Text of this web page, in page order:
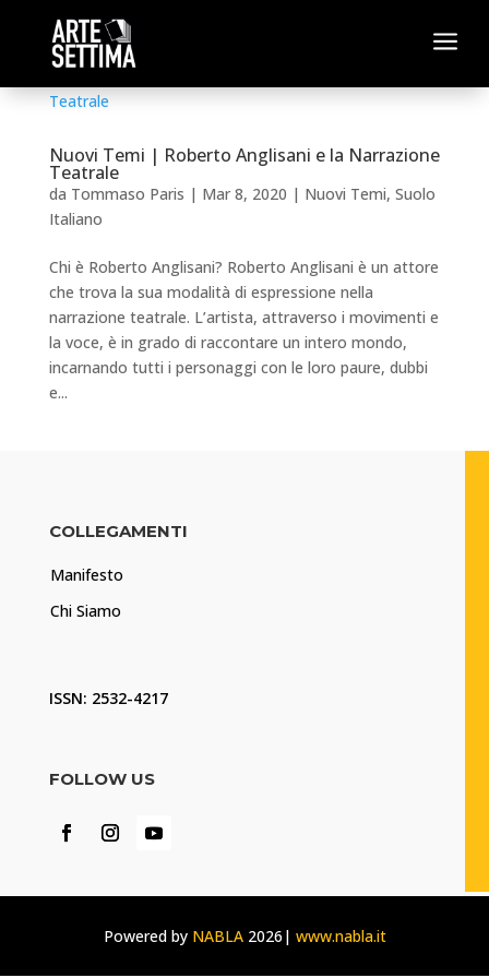
a
Nuovi Temi | Roberto Anglisani e la Narrazione
Teatrale
da Tommaso Paris | Mar 8, 2020 | Nuovi Temi, Suolo
Italiano
Chi è Roberto Anglisani? Roberto Anglisani è un attore
che trova la sua modalità di espressione nella
narrazione teatrale. L’artista, attraverso i movimenti e
la voce, è in grado di raccontare un intero mondo,
incarnando tutti i personaggi con le loro paure, dubbi
e...
COLLEGAMENTI
Manifesto
Chi Siamo
ISSN: 2532-4217
FOLLOW US
Powered by NABLA2026| www.nabla.it